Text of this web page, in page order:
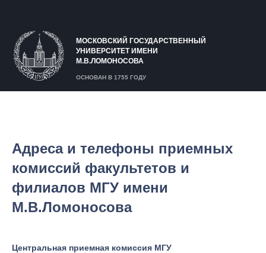
МОСКОВСКИЙ ГОСУДАРСТВЕННЫЙ
УНИВЕРСИТЕТ ИМЕНИ
М.В.ЛОМОНОСОВА
ОСНОВАН В 1755 ГОДУ
Адреса и телефоны приемных
комиссий факультетов и
филиалов МГУ имени
М.В.Ломоносова
Центральная приемная комиссия МГУ